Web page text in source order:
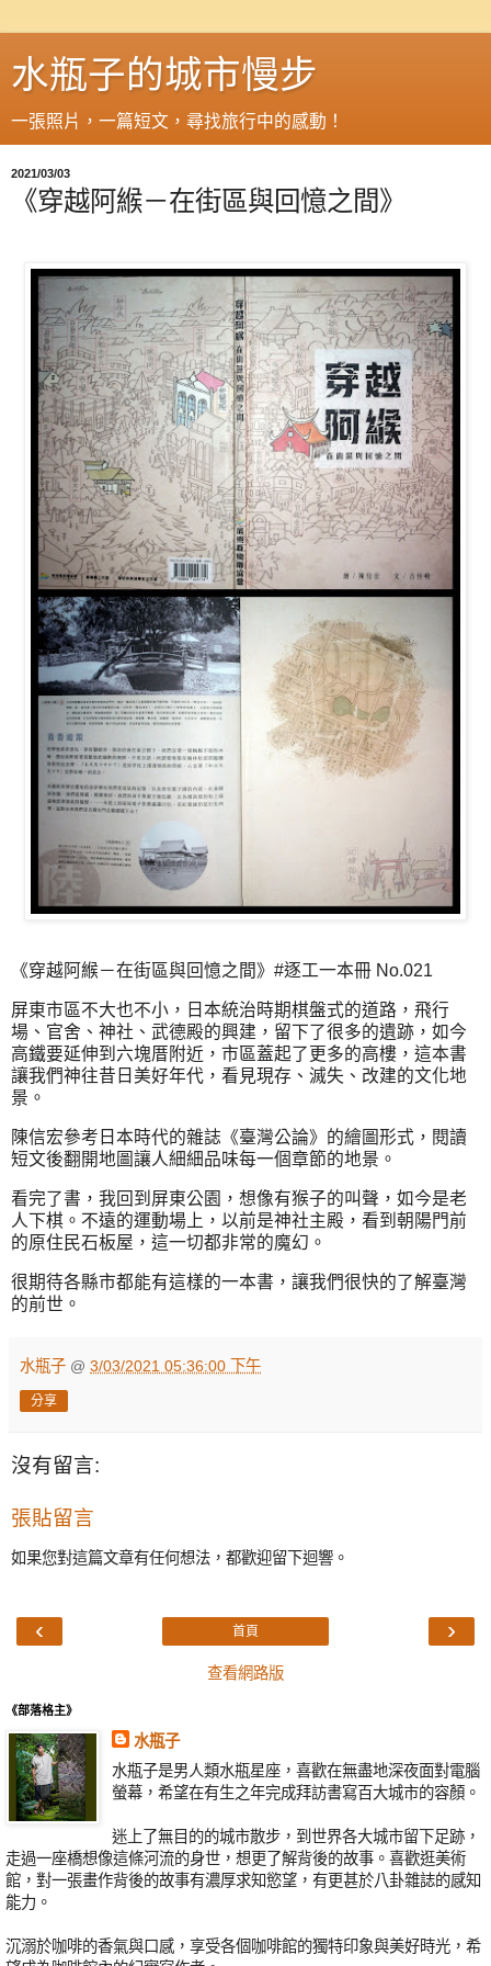
水瓶子的城市慢步
一張照片，一篇短文，尋找旅行中的感動！
2021/03/03
《穿越阿緱－在街區與回憶之間》
《穿越阿緱－在街區與回憶之間》#逐工一本冊 No.021
屏東市區不大也不小，日本統治時期棋盤式的道路，飛行
場、官舍、神社、武德殿的興建，留下了很多的遺跡，如今
高鐵要延伸到六塊厝附近，市區蓋起了更多的高樓，這本書
讓我們神往昔日美好年代，看見現存、滅失、改建的文化地
景。
陳信宏參考日本時代的雜誌《臺灣公論》的繪圖形式，閱讀
短文後翻開地圖讓人細細品味每一個章節的地景。
看完了書，我回到屏東公園，想像有猴子的叫聲，如今是老
人下棋。不遠的運動場上，以前是神社主殿，看到朝陽門前
的原住民石板屋，這一切都非常的魔幻。
很期待各縣市都能有這樣的一本書，讓我們很快的了解臺灣
的前世。
水瓶子 @ 3/03/2021 05:36:00 下午
分享
沒有留言:
張貼留言
如果您對這篇文章有任何想法，都歡迎留下迴響。
‹ ›
首頁
查看網路版
《部落格主》
水瓶子
水瓶子是男人類水瓶星座，喜歡在無盡地深夜面對電腦
螢幕，希望在有生之年完成拜訪書寫百大城市的容顏。
迷上了無目的的城市散步，到世界各大城市留下足跡，
走過一座橋想像這條河流的身世，想更了解背後的故事。喜歡逛美術
館，對一張畫作背後的故事有濃厚求知慾望，有更甚於八卦雜誌的感知
能力。
沉溺於咖啡的香氣與口感，享受各個咖啡館的獨特印象與美好時光，希